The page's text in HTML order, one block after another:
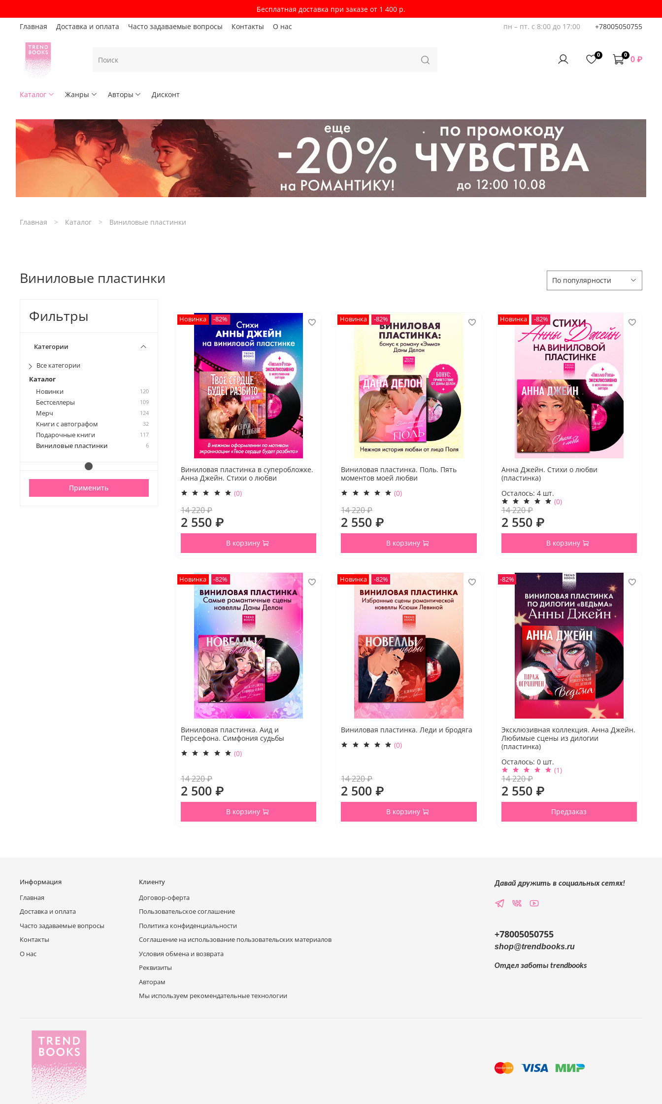
Бесплатная доставка при заказе от 1 400 р.
Главная
Доставка и оплата Часто задаваемые вопросы Контакты О нас пн – пт. с 8:00 до 17:00 +78005050755
0 0 0 ₽
Каталог Жанры Авторы Дисконт
Главная Каталог Виниловые пластинки
Виниловые пластинки
Новинка -82%
Виниловая пластинка в суперобложке.
Анна Джейн. Стихи о любви
(0)
14 220 ₽
2 550 ₽
В корзину
Новинка -82%
Виниловая пластинка. Поль. Пять
моментов моей любви
(0)
14 220 ₽
2 550 ₽
В корзину
Новинка -82%
Анна Джейн. Стихи о любви
(пластинка)
Осталось: 4шт.
(0)
14 220 ₽
2 550 ₽
В корзину
Новинка -82%
Виниловая пластинка. Аид и
Персефона. Симфония судьбы
(0)
14 220 ₽
2 500 ₽
В корзину
Новинка -82%
Виниловая пластинка. Леди и бродяга
(0)
14 220 ₽
2 500 ₽
В корзину
-82%
Эксклюзивная коллекция. Анна Джейн.
Любимые сцены из дилогии
(пластинка)
Осталось: 0шт.
(1)
14 220 ₽
2 550 ₽
Предзаказ
Фильтры
Категории
Все категории
Каталог
Новинки
120
Бестселлеры 109
Мерч 124
Книги с автографом 32
Подарочные книги 117
Виниловые пластинки 6
Применить
Информация
Главная
Доставка и оплата
Часто задаваемые вопросы
Контакты
О нас
Клиенту
Договор-оферта
Пользовательское соглашение
Политика конфиденциальности
Соглашение на использование пользовательских материалов
Условия обмена и возврата
Реквизиты
Авторам
Мы используем рекомендательные технологии
Давай дружить в социальных сетях!
+78005050755
shop@trendbooks.ru
Отдел заботы trendbooks